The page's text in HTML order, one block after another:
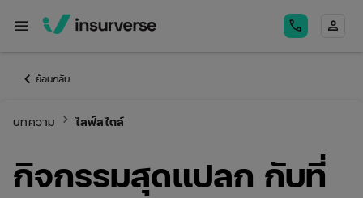
menu call person
keyboard_arrow_left ย้อนกลับ
บทความ keyboard_arrow_right ไลฟ์สไตล์
กิจกรรมสุดแปลก กับที่